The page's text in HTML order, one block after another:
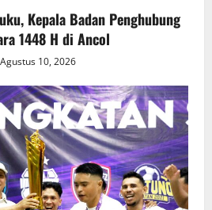
Kepala Badan Penghubung
1448 H di Ancol
Agustus 10, 2026